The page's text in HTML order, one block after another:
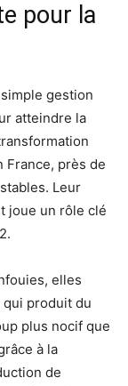
pour la
gestion
atteindre la
France, près de
Leur
joue un rôle clé
elles
produit du
plus nocif que
à la
de